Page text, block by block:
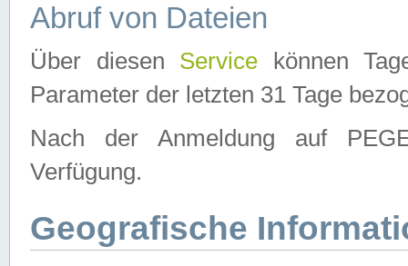
Abruf von Dateien
Über diesen Service können
Parameter der letzten 31 Tage
Nach der Anmeldung auf
Verfügung.
Geografische